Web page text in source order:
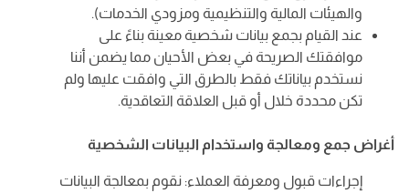
والهيئات المالية والتنظيمية ومزودي الخدمات).
عند القيام بجمع بيانات شخصية معينة بناءً على
موافقتك الصريحة في بعض الأحيان مما يضمن أننا
نستخدم بياناتك فقط بالطرق التي وافقت عليها ولم
تكن محددة خلال أو قبل العلاقة التعاقدية.
أغراض جمع ومعالجة واستخدام البيانات الشخصية
إجراءات قبول ومعرفة العملاء: نقوم بمعالجة البيانات